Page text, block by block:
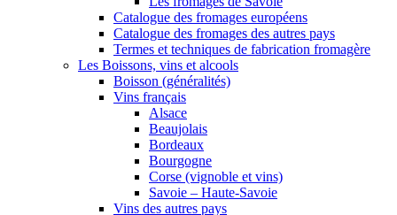
Catalogue des fromages européens
Catalogue des fromages des autres pays
Termes et techniques de fabrication fromagère
Les Boissons, vins et alcools
Boisson (généralités)
Vins français
Alsace
Beaujolais
Bordeaux
Bourgogne
Corse (vignoble et vins)
Savoie – Haute-Savoie
Vins des autres pays